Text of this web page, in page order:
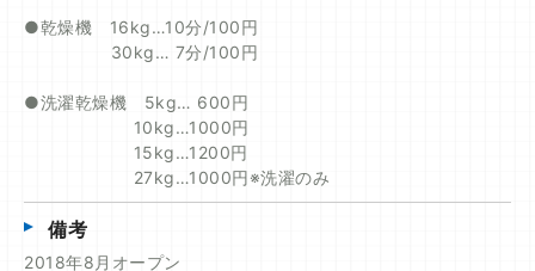
●乾燥機 16kg…10分/100円
30kg… 7分/100円
●洗濯乾燥機 5kg… 600円
10kg…1000円
15kg…1200円
27kg…1000円※洗濯のみ
備考
2018年8月オープン